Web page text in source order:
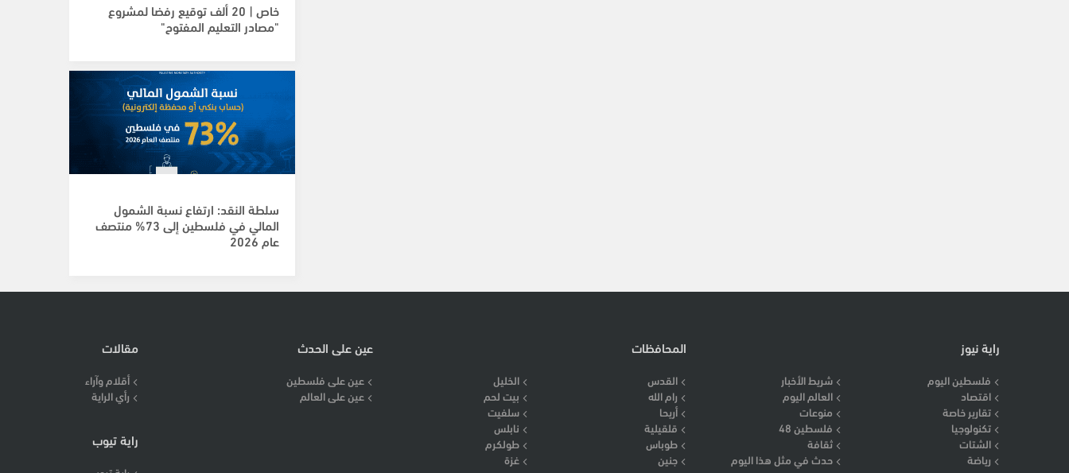
خاص | 20 ألف توقيع رفضا لمشروع
"مصادر التعليم المفتوح"
سلطة النقد: ارتفاع نسبة الشمول
المالي في فلسطين إلى 73% منتصف
عام 2026
راية نيوز
فلسطين اليوم
شريط الأخبار
اقتصاد
العالم اليوم
تقارير خاصة
منوعات
تكنولوجيا
فلسطين 48
الشتات
ثقافة
رياضة
حدث في مثل هذا اليوم
المحافظات
القدس
الخليل
رام الله
بيت لحم
أريحا
سلفيت
قلقيلية
نابلس
طوباس
طولكرم
جنين
غزة
عين على الحدث
عين على فلسطين
عين على العالم
مقالات
أقلام وآراء
رأي الراية
راية تيوب